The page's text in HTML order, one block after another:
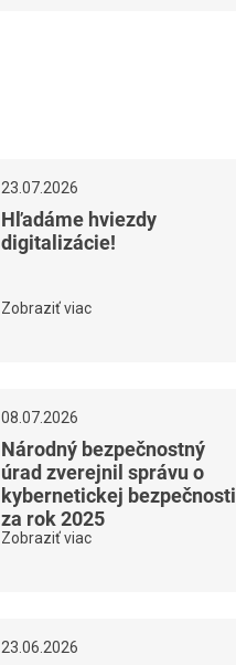
23.07.2026
Hľadáme hviezdy
digitalizácie!
Zobraziť viac
08.07.2026
Národný bezpečnostný
úrad zverejnil správu o
kybernetickej bezpečnosti
za rok 2025
Zobraziť viac
23.06.2026